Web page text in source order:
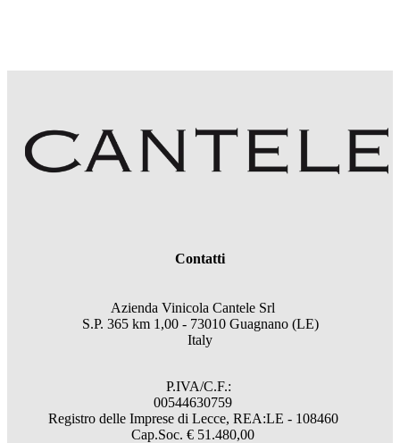
Contatti
Azienda Vinicola Cantele Srl
S.P. 365 km 1,00 - 73010 Guagnano (LE)
Italy
P.IVA/C.F.:
00544630759
Registro delle Imprese di Lecce, REA:LE - 108460
Cap.Soc. € 51.480,00